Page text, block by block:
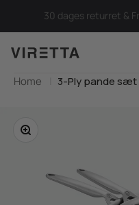
30 dages returret &
Viretta.dk
Home 3-Ply pande sæt
Zoom